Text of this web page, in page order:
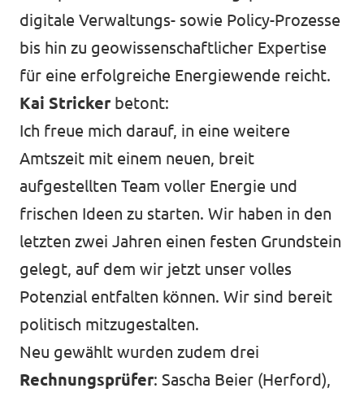
digitale Verwaltungs- sowie Policy-Prozesse
bis hin zu geowissenschaftlicher Expertise
für eine erfolgreiche Energiewende reicht.
Kai Strickerbetont:
Ich freue mich darauf, in eine weitere
Amtszeit mit einem neuen, breit
aufgestellten Team voller Energie und
frischen Ideen zu starten. Wir haben in den
letzten zwei Jahren einen festen Grundstein
gelegt, auf dem wir jetzt unser volles
Potenzial entfalten können. Wir sind bereit
politisch mitzugestalten.
Neu gewählt wurden zudem drei
Rechnungsprüfer: Sascha Beier (Herford),